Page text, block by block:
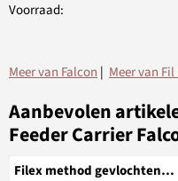
Voorraad:
Meer van Falcon | Meer van
Aanbevolen
Feeder Carrier
Filex method gevlochten